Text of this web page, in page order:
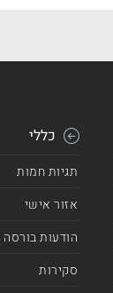
כללי
תגיות חמות
אזור אישי
הודעות בורסה
סקירות